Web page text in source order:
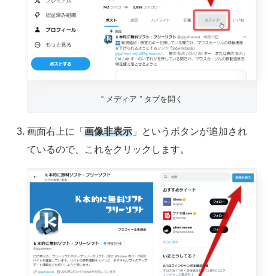
“ メディア ” タブを開く
画面右上に「画像非表示 」というボタンが追加され
ているので、これをクリックします。